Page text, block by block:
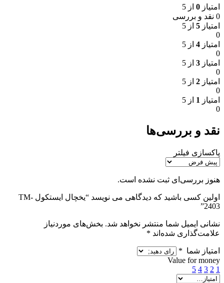
امتیاز 0 از 5
0 نقد و بررسی
امتیاز 5 از 5
0
امتیاز 4 از 5
0
امتیاز 3 از 5
0
امتیاز 2 از 5
0
امتیاز 1 از 5
0
نقد و بررسی‌ها
پاکسازی فیلتر
هنوز بررسی‌ای ثبت نشده است.
اولین کسی باشید که دیدگاهی می نویسد “یخچال ایستکول TM-
2403”
نشانی ایمیل شما منتشر نخواهد شد. بخش‌های موردنیاز
علامت‌گذاری شده‌اند *
امتیاز شما *
Value for money
1
2
3
4
5